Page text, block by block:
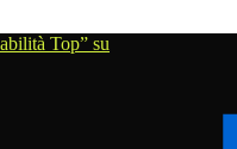
Top” su